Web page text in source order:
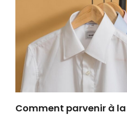
Comment parvenir à